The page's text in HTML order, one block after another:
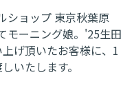
ショップ 東京秋葉原
モーニング娘。'25生田
げ頂いたお客様に、1
いたします。